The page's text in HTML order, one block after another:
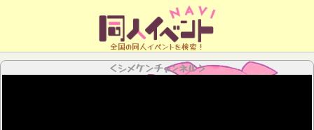
全国の同人イベントを検索！
＜シメケンチャンネル＞